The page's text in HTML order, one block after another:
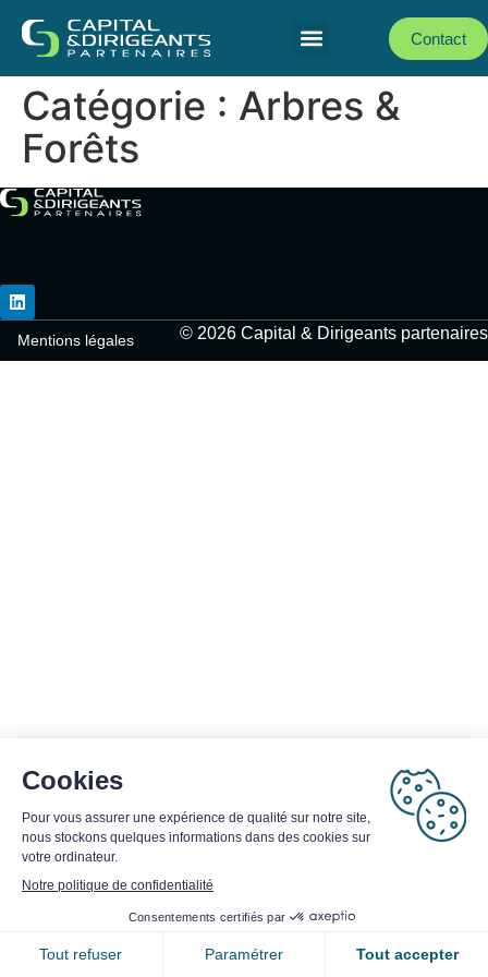
Contact
Catégorie : Arbres &
Forêts
© 2026 Capital & Dirigeants partenaires
Mentions légales